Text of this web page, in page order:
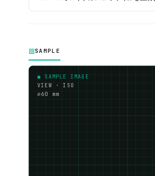
SAMPLE
● SAMPLE IMAGE
VIEW · ISO
⌀60 mm